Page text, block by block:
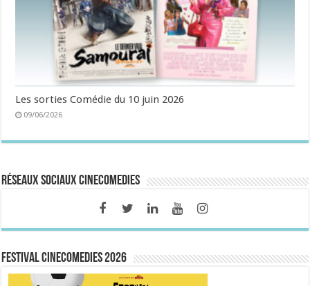
Les sorties Comédie du 10 juin 2026
09/06/2026
Réseaux sociaux CineComedies
FESTIVAL CINECOMEDIES 2026